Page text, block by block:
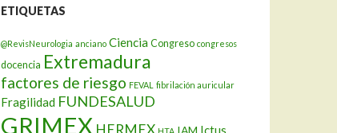
ETIQUETAS
@RevisNeurologia anciano Ciencia Congreso congresos
docencia Extremadura
factores de riesgo FEVAL fibrilación auricular
Fragilidad FUNDESALUD
GRIMEX HERMEX IAM Ictus